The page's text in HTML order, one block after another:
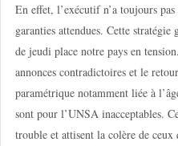
En effet, l’exécutif n’a toujours
garanties attendues. Cette
de jeudi place notre pays en
annonces contradictoires et le
paramétrique notamment liée à
sont pour l’UNSA inacceptables.
trouble et attisent la colère de ceux